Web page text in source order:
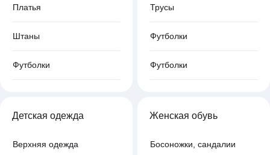
Платья
Штаны
Футболки
Трусы
Футболки
Футболки
Детская одежда
Верхняя одежда
Женская обувь
Босоножки, сандалии